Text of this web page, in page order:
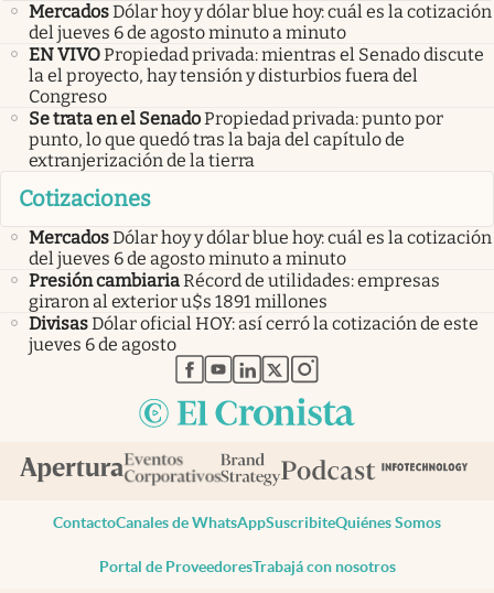
MercadosDólar hoy y dólar blue hoy: cuál es la cotización
del jueves 6 de agosto minuto a minuto
EN VIVOPropiedad privada: mientras el Senado discute
la el proyecto, hay tensión y disturbios fuera del
Congreso
Se trata en el SenadoPropiedad privada: punto por
punto, lo que quedó tras la baja del capítulo de
extranjerización de la tierra
Cotizaciones
MercadosDólar hoy y dólar blue hoy: cuál es la cotización
del jueves 6 de agosto minuto a minuto
Presión cambiariaRécord de utilidades: empresas
giraron al exterior u$s 1891 millones
DivisasDólar oficial HOY: así cerró la cotización de este
jueves 6 de agosto
abre en nueva pestaña
abre en nueva pestaña
abre en nueva pestaña
abre en nueva pestaña
abre en nueva pestaña
ContactoCanales de WhatsAppSuscribiteQuiénes Somos
Portal de ProveedoresTrabajá con nosotros